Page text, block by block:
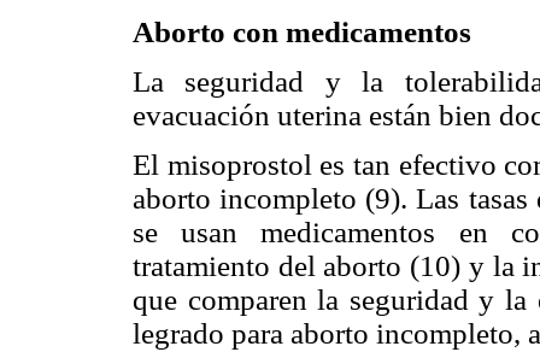
Aborto con medicamentos
La seguridad y la
evacuación uterina están bien
El misoprostol es tan efectivo
aborto incompleto (9). Las
se usan medicamentos en
tratamiento del aborto (10) y la
que comparen la seguridad y
legrado para aborto incompleto,